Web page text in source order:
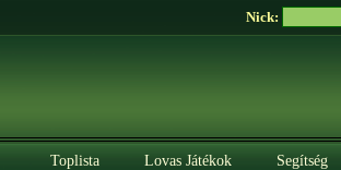
Nick:
Toplista Lovas Játékok Segítség